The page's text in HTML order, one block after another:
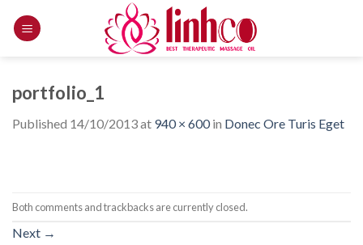
portfolio_1
Published 14/10/2013at 940 × 600in Donec Ore Turis Eget
Both comments and trackbacks are currently closed.
Next →